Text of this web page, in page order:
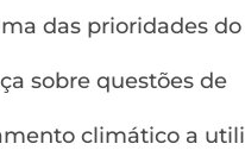
das prioridades
sobre questões de
climático a